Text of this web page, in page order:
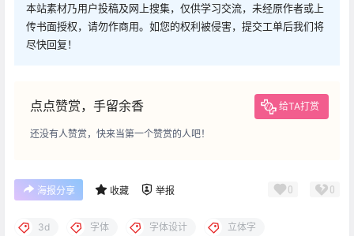
本站素材乃用户投稿及网上搜集，仅供学习交流，未经原作者或上
传书面授权，请勿作商用。如您的权利被侵害，提交工单后我们将
尽快回复！
点点赞赏，手留余香 给TA打赏
还没有人赞赏，快来当第一个赞赏的人吧！
海报分享 收藏 举报 0 0
3d 字体 字体设计 立体字